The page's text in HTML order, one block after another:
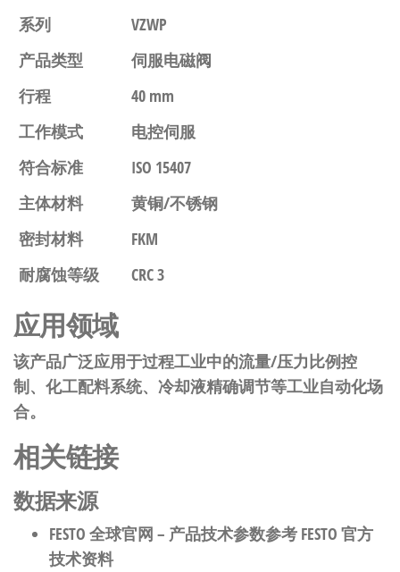
系列
VZWP
产品类型
伺服电磁阀
行程
40 mm
工作模式
电控伺服
符合标准
ISO 15407
主体材料
黄铜/不锈钢
密封材料
FKM
耐腐蚀等级
CRC 3
应用领域
该产品广泛应用于过程工业中的流量/压力比例控
制、化工配料系统、冷却液精确调节等工业自动化场
合。
相关链接
数据来源
FESTO 全球官网 – 产品技术参数参考 FESTO 官方
技术资料